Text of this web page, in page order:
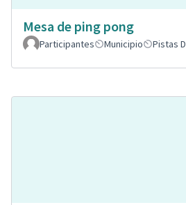
Mesa de ping pong
Participantes
Municipio Pistas